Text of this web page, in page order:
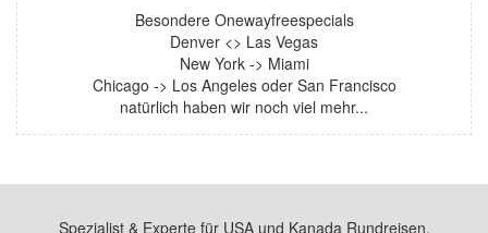
Besondere Onewayfreespecials
Denver <> Las Vegas
New York -> Miami
Chicago -> Los Angeles oder San Francisco
natürlich haben wir noch viel mehr...
Spezialist & Experte für USA und Kanada Rundreisen,